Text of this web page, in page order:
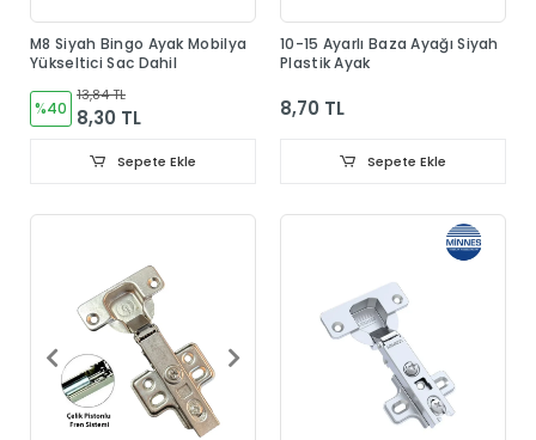
M8 Siyah Bingo Ayak Mobilya
Yükseltici Sac Dahil
%40
13,84 TL
8,30 TL
Sepete Ekle
10-15 Ayarlı Baza Ayağı Siyah
Plastik Ayak
8,70 TL
Sepete Ekle